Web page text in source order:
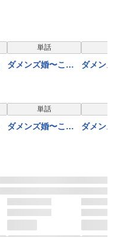
単話
ダメンズ婚〜この
ダメン
単話
ダメンズ婚〜この
ダメン